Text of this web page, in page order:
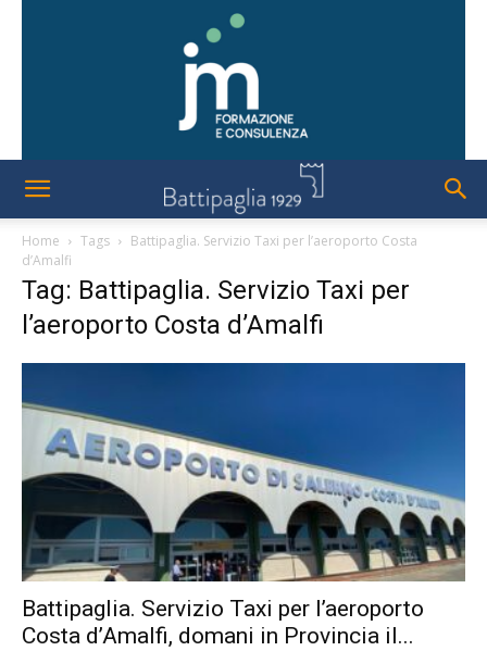
Home Tags
Battipaglia. Servizio Taxi per l’aeroporto Costa
d’Amalfi
Tag: Battipaglia. Servizio Taxi per
l’aeroporto Costa d’Amalfi
Battipaglia. Servizio Taxi per l’aeroporto
Costa d’Amalfi, domani in Provincia il...